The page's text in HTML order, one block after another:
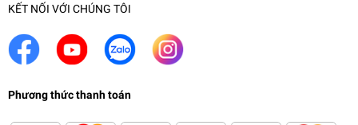
KẾT NỐI VỚI CHÚNG TÔI
Phương thức thanh toán